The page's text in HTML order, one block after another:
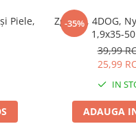
Piele,
-35%
Zgardă, 4DOG,
1,9x35-
39,99
25,99
IN
ADAUGA